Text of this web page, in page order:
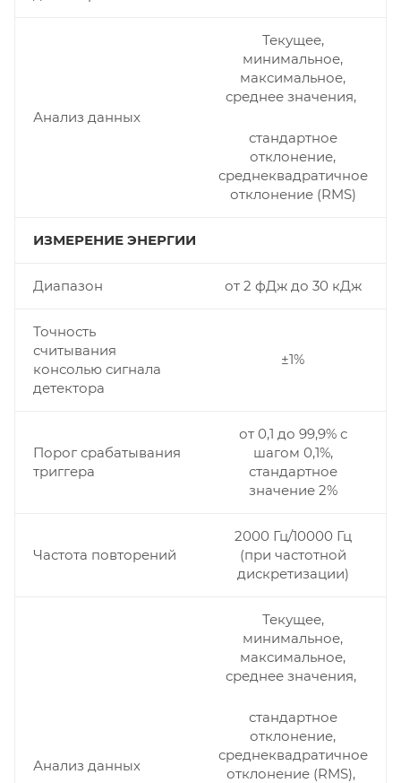
Анализ данных
Текущее,
минимальное,
максимальное,
среднее значения,
стандартное
отклонение,
среднеквадратичное
отклонение (RMS)
ИЗМЕРЕНИЕ ЭНЕРГИИ
Диапазон от 2 фДж до 30 кДж
Точность
считывания
консолью сигнала
детектора
±1%
Порог срабатывания
триггера
от 0,1 до 99,9% с
шагом 0,1%,
стандартное
значение 2%
Частота повторений
2000 Гц/10000 Гц
(при частотной
дискретизации)
Анализ данных
Текущее,
минимальное,
максимальное,
среднее значения,
стандартное
отклонение,
среднеквадратичное
отклонение (RMS),